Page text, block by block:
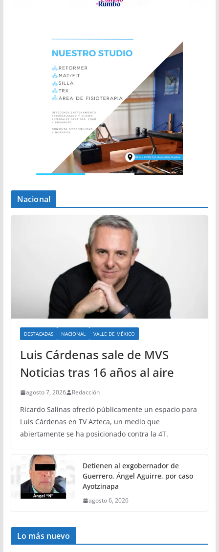
Nacional
DESTACADAS NACIONAL VALLE DE MÉXICO
Luis Cárdenas sale de MVS
Noticias tras 16 años al aire
agosto 7, 2026 Redacción
Ricardo Salinas ofreció públicamente un espacio para
Luis Cárdenas en TV Azteca, un medio que
abiertamente se ha posicionado contra la 4T.
Detienen al exgobernador de
Guerrero, Ángel Aguirre, por caso
Ayotzinapa
agosto 6, 2026
Lo más nuevo